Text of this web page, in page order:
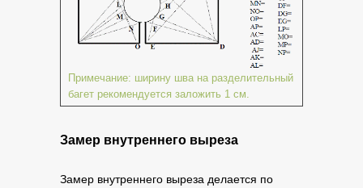
Примечание: ширину шва на разделительный
багет рекомендуется заложить 1 см.
Замер внутреннего выреза
Замер внутреннего выреза делается по